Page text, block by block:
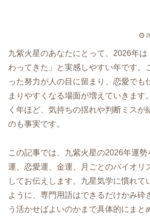
九紫火星のあなたにとって、2026年
わってきた」と実感しやすい年です。
った努力が人の目に留まり、恋愛でも
まりやすくなる場面が増えていきます
く年ほど、気持ちの揺れや判断ミスが
のも事実です。
この記事では、九紫火星の2026年運
運、恋愛運、金運、月ごとのバイオリ
してお伝えします。九星気学に慣れて
ように、専門用語はできるだけかみ砕
う活かせばよいのかまで具体的にまと